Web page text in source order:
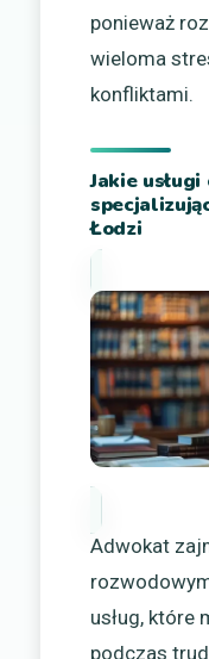
ponieważ
wieloma
konfliktami.
Jakie
Łodzi
Adwokat
usług, które
podczas